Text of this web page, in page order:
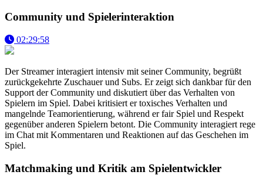
Community und Spielerinteraktion
02:29:58
Der Streamer interagiert intensiv mit seiner Community, begrüßt
zurückgekehrte Zuschauer und Subs. Er zeigt sich dankbar für den
Support der Community und diskutiert über das Verhalten von
Spielern im Spiel. Dabei kritisiert er toxisches Verhalten und
mangelnde Teamorientierung, während er fair Spiel und Respekt
gegenüber anderen Spielern betont. Die Community interagiert rege
im Chat mit Kommentaren und Reaktionen auf das Geschehen im
Spiel.
Matchmaking und Kritik am Spielentwickler